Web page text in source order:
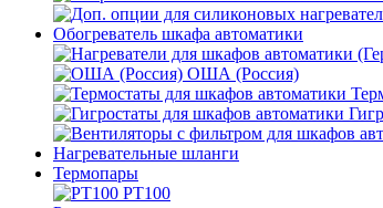
Обогреватель шкафа автоматики
ОША (Россия)
Нагревательные шланги
Термопары
PT100